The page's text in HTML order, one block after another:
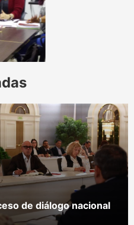
de diálogo nacional